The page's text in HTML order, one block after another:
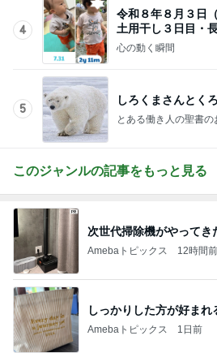
4
令和８年８月３日
土用干し３日目・
位
心の動く瞬間
5
しろくまさんとく
とある働き人の聖書の
このジャンルの記事をもっと見る
次世代掃除機がやってき
Amebaトピックス 12時間前
しっかりした方が好まれ
Amebaトピックス 1日前